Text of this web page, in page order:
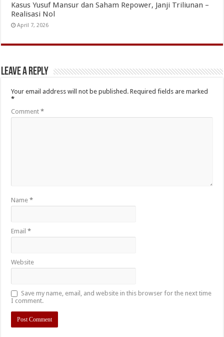
Kasus Yusuf Mansur dan Saham Repower, Janji Triliunan –
Realisasi Nol
April 7, 2026
Leave a Reply
Your email address will not be published. Required fields are marked
*
Comment*
Name*
Email*
Website
Save my name, email, and website in this browser for the next time
I comment.